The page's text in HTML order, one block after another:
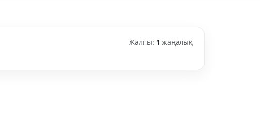
Жалпы: 1 жаңалық